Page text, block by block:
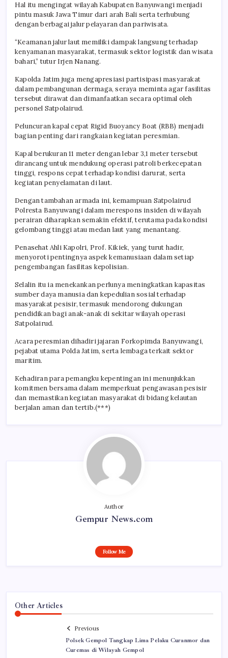
Hal itu mengingat wilayah Kabupaten Banyuwangi menjadi
pintu masuk Jawa Timur dari arah Bali serta terhubung
dengan berbagai jalur pelayaran dan pariwisata.
“Keamanan jalur laut memiliki dampak langsung terhadap
kenyamanan masyarakat, termasuk sektor logistik dan wisata
bahari,” tutur Irjen Nanang.
Kapolda Jatim juga mengapresiasi partisipasi masyarakat
dalam pembangunan dermaga, seraya meminta agar fasilitas
tersebut dirawat dan dimanfaatkan secara optimal oleh
personel Satpolairud.
Peluncuran kapal cepat Rigid Buoyancy Boat (RBB) menjadi
bagian penting dari rangkaian kegiatan peresmian.
Kapal berukuran 11 meter dengan lebar 3,1 meter tersebut
dirancang untuk mendukung operasi patroli berkecepatan
tinggi, respons cepat terhadap kondisi darurat, serta
kegiatan penyelamatan di laut.
Dengan tambahan armada ini, kemampuan Satpolairud
Polresta Banyuwangi dalam merespons insiden di wilayah
perairan diharapkan semakin efektif, terutama pada kondisi
gelombang tinggi atau medan laut yang menantang.
Penasehat Ahli Kapolri, Prof. Kikiek, yang turut hadir,
menyoroti pentingnya aspek kemanusiaan dalam setiap
pengembangan fasilitas kepolisian.
Selalin itu ia menekankan perlunya meningkatkan kapasitas
sumber daya manusia dan kepedulian sosial terhadap
masyarakat pesisir, termasuk mendorong dukungan
pendidikan bagi anak-anak di sekitar wilayah operasi
Satpolairud.
Acara peresmian dihadiri jajaran Forkopimda Banyuwangi,
pejabat utama Polda Jatim, serta lembaga terkait sektor
maritim.
Kehadiran para pemangku kepentingan ini menunjukkan
komitmen bersama dalam memperkuat pengawasan pesisir
dan memastikan kegiatan masyarakat di bidang kelautan
berjalan aman dan tertib.(***)
Author
Gempur News.com
Follow Me
Other Articles
Previous
Polsek Gempol Tangkap Lima Pelaku Curanmor dan
Curemas di Wilayah Gempol